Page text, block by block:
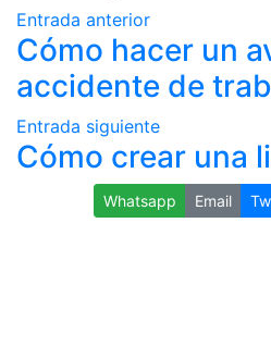
Entrada anterior
Cómo hacer un
accidente de
Entrada siguiente
Cómo crear una
Whatsapp Email